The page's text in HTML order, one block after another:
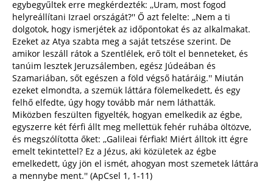
egybegyűltek erre megkérdezték: ,,Uram, most fogod
helyreállítani Izrael országát?'' Ő azt felelte: ,,Nem a ti
dolgotok, hogy ismerjétek az időpontokat és az alkalmakat.
Ezeket az Atya szabta meg a saját tetszése szerint. De
amikor leszáll rátok a Szentlélek, erő tölt el benneteket, és
tanúim lesztek Jeruzsálemben, egész Júdeában és
Szamariában, sőt egészen a föld végső határáig.'' Miután
ezeket elmondta, a szemük láttára fölemelkedett, és egy
felhő elfedte, úgy hogy tovább már nem láthatták.
Miközben feszülten figyelték, hogyan emelkedik az égbe,
egyszerre két férfi állt meg mellettük fehér ruhába öltözve,
és megszólította őket: ,,Galileai férfiak! Miért álltok itt égre
emelt tekintettel? Ez a Jézus, aki közületek az égbe
emelkedett, úgy jön el ismét, ahogyan most szemetek láttára
a mennybe ment.'' (ApCsel 1, 1-11)